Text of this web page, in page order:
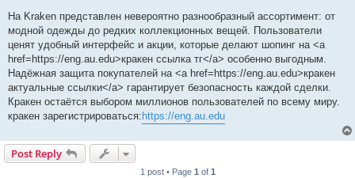
На Kraken представлен невероятно разнообразный ассортимент: от
модной одежды до редких коллекционных вещей. Пользователи
ценят удобный интерфейс и акции, которые делают шопинг на <a
href=https://eng.au.edu>кракен ссылка тг</a> особенно выгодным.
Надёжная защита покупателей на <a href=https://eng.au.edu>кракен
актуальные ссылки</a> гарантирует безопасность каждой сделки.
Кракен остаётся выбором миллионов пользователей по всему миру.
кракен зарегистрироваться: https://eng.au.edu
Post Reply
1 post • Page 1 of 1